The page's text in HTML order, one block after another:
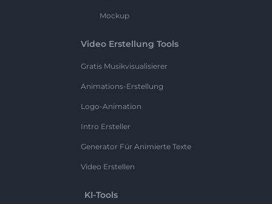
Mockup
Video Erstellung Tools
Gratis Musikvisualisierer
Animations-Erstellung
Logo-Animation
Intro Ersteller
Generator Für Animierte Texte
Video Erstellen
KI-Tools